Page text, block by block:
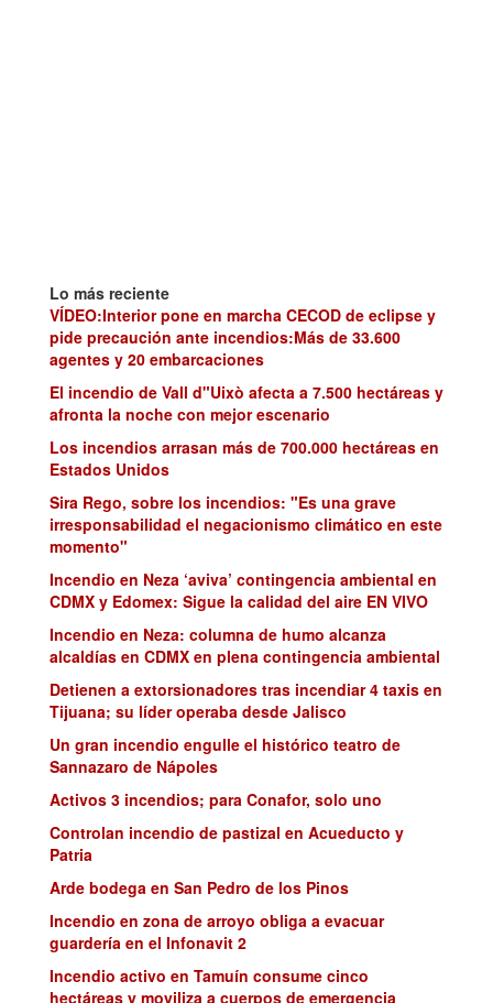
Lo más reciente
VÍDEO:Interior pone en marcha CECOD de eclipse y
pide precaución ante incendios:Más de 33.600
agentes y 20 embarcaciones
El incendio de Vall d"Uixò afecta a 7.500 hectáreas y
afronta la noche con mejor escenario
Los incendios arrasan más de 700.000 hectáreas en
Estados Unidos
Sira Rego, sobre los incendios: "Es una grave
irresponsabilidad el negacionismo climático en este
momento"
Incendio en Neza ‘aviva’ contingencia ambiental en
CDMX y Edomex: Sigue la calidad del aire EN VIVO
Incendio en Neza: columna de humo alcanza
alcaldías en CDMX en plena contingencia ambiental
Detienen a extorsionadores tras incendiar 4 taxis en
Tijuana; su líder operaba desde Jalisco
Un gran incendio engulle el histórico teatro de
Sannazaro de Nápoles
Activos 3 incendios; para Conafor, solo uno
Controlan incendio de pastizal en Acueducto y
Patria
Arde bodega en San Pedro de los Pinos
Incendio en zona de arroyo obliga a evacuar
guardería en el Infonavit 2
Incendio activo en Tamuín consume cinco
hectáreas y moviliza a cuerpos de emergencia